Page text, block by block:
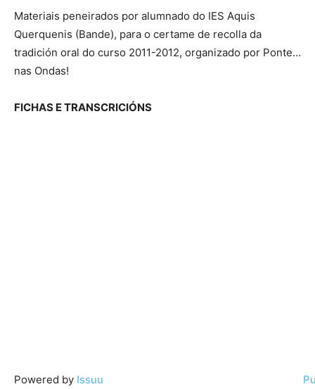
Materiais peneirados por alumnado do IES Aquis
Querquenis (Bande), para o certame de recolla da
tradición oral do curso 2011-2012, organizado por Ponte…
nas Ondas!
FICHAS E TRANSCRICIÓNS
Powered by Issuu